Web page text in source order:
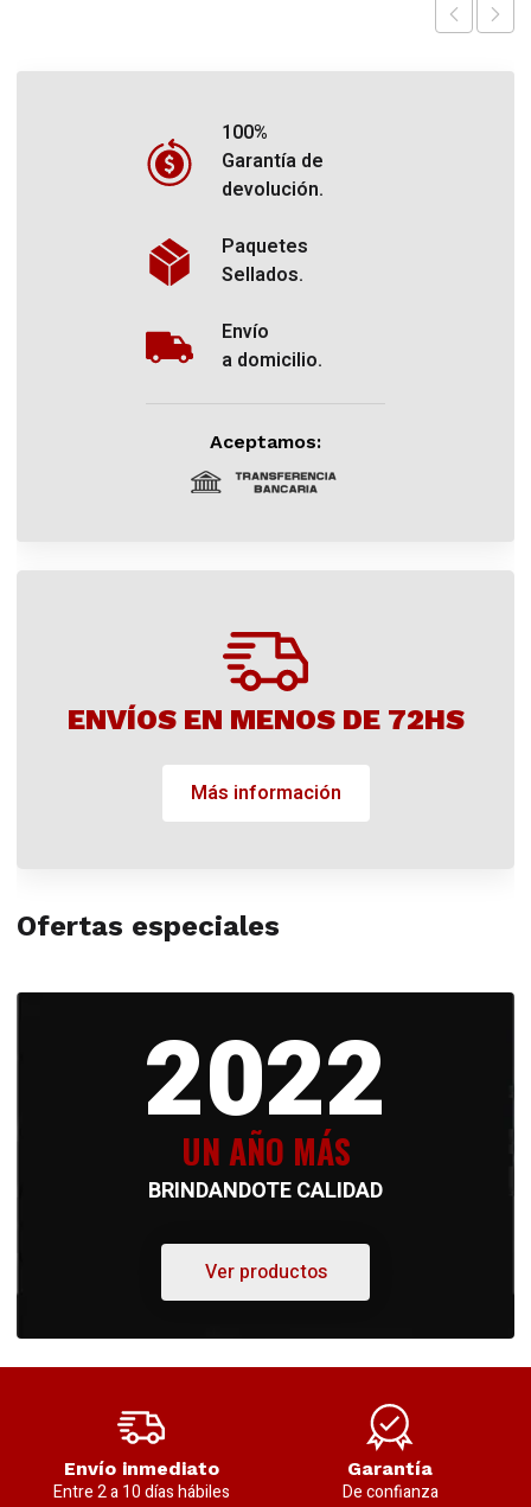
100%
Garantía de
devolución.
Paquetes
Sellados.
Envío
a domicilio.
Aceptamos:
ENVÍOS EN MENOS DE 72HS
Más información
Ofertas especiales
2022
UN AÑO MÁS
BRINDANDOTE CALIDAD
Ver productos
Envío inmediato
Entre 2 a 10 días hábiles
Garantía
De confianza